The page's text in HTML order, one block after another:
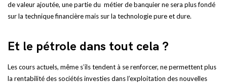
de valeur ajoutée, une partie du métier de banquier ne sera plus fondé
sur la technique financière mais sur la technologie pure et dure.
Et le pétrole dans tout cela ?
Les cours actuels, même s’ils tendent à se renforcer, ne permettent plus
la rentabilité des sociétés investies dans l’exploitation des nouvelles